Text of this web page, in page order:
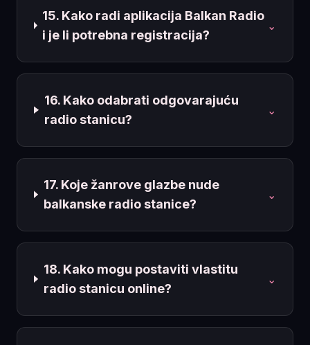
15. Kako radi aplikacija Balkan Radio
i je li potrebna registracija?
⌄
16. Kako odabrati odgovarajuću
radio stanicu?
⌄
17. Koje žanrove glazbe nude
balkanske radio stanice?
⌄
18. Kako mogu postaviti vlastitu
radio stanicu online?
⌄